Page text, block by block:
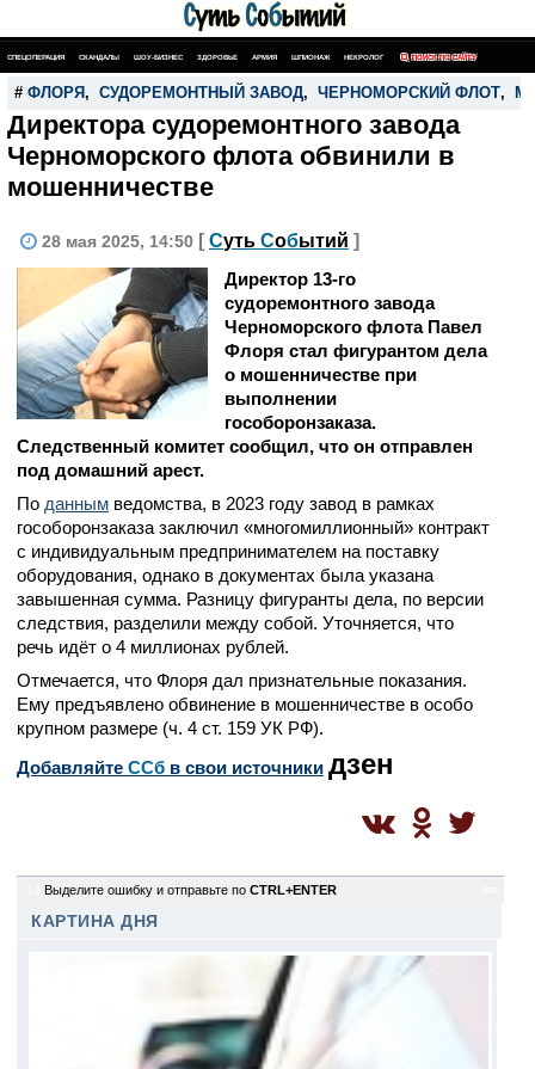
СПЕЦОПЕРАЦИЯ СКАНДАЛЫ ШОУ-БИЗНЕС ЗДОРОВЬЕ АРМИЯ ШПИОНАЖ НЕКРОЛОГ ПОИСК ПО САЙТУ
# ФЛОРЯ , СУДОРЕМОНТНЫЙ ЗАВОД, ЧЕРНОМОРСКИЙ ФЛОТ,
Директора судоремонтного завода
Черноморского флота обвинили в
мошенничестве
28 мая 2025, 14:50 [ Суть Событий ]
Директор 13-го
судоремонтного завода
Черноморского флота Павел
Флоря стал фигурантом дела
о мошенничестве при
выполнении
гособоронзаказа.
Следственный комитет сообщил, что он отправлен
под домашний арест.
По данным ведомства, в 2023 году завод в рамках
гособоронзаказа заключил «многомиллионный» контракт
с индивидуальным предпринимателем на поставку
оборудования, однако в документах была указана
завышенная сумма. Разницу фигуранты дела, по версии
следствия, разделили между собой. Уточняется, что
речь идёт о 4 миллионах рублей.
Отмечается, что Флоря дал признательные показания.
Ему предъявлено обвинение в мошенничестве в особо
крупном размере (ч. 4 ст. 159 УК РФ).
Добавляйте CСб в свои источники дзен
Выделите ошибку и отправьте по CTRL+ENTER
КАРТИНА ДНЯ